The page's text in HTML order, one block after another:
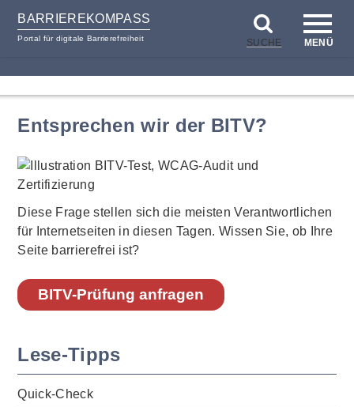
BARRIEREKOMPASS
Portal für digitale Barrierefreiheit SUCHE MENÜ
Entsprechen wir der BITV?
Diese Frage stellen sich die meisten Verantwortlichen
für Internetseiten in diesen Tagen. Wissen Sie, ob Ihre
Seite barrierefrei ist?
BITV-Prüfung anfragen
Lese-Tipps
Quick-Check